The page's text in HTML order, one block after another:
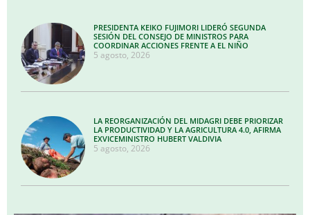
PRESIDENTA KEIKO FUJIMORI LIDERÓ SEGUNDA
SESIÓN DEL CONSEJO DE MINISTROS PARA
COORDINAR ACCIONES FRENTE A EL NIÑO
5 agosto, 2026
LA REORGANIZACIÓN DEL MIDAGRI DEBE PRIORIZAR
LA PRODUCTIVIDAD Y LA AGRICULTURA 4.0, AFIRMA
EXVICEMINISTRO HUBERT VALDIVIA
5 agosto, 2026